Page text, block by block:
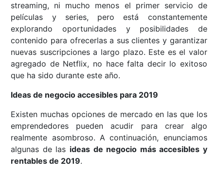
streaming, ni mucho menos el primer servicio de
películas y series, pero está constantemente
explorando oportunidades y posibilidades de
contenido para ofrecerlas a sus clientes y garantizar
nuevas suscripciones a largo plazo. Este es el valor
agregado de Netflix, no hace falta decir lo exitoso
que ha sido durante este año.
Ideas de negocio accesibles para 2019
Existen muchas opciones de mercado en las que los
emprendedores pueden acudir para crear algo
realmente asombroso. A continuación, enunciamos
algunas de las ideas de negocio más accesibles y
rentables de 2019.